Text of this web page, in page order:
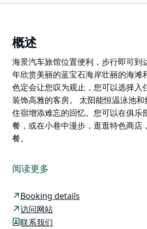
概述
海景汽车旅馆位置便利，步行即可到
年欣赏美丽的蓝宝石海岸壮丽的海滩
色定会让您叹为观止，您可以选择入
装饰高雅的客房。 太阳能恒温泳池
住宿增添难忘的回忆。您可以在俱乐
餐，或在小巷中漫步，逛逛特色商店
餐。
年欣赏美丽的蓝宝石海岸壮丽的海滩
色定会让您叹为观止，您可以选择入
太阳能恒温泳池和烧烤设施将为您的
忆。您可以在俱乐部、酒吧和餐厅用
阅读更多
Booking details
访问网站
联系我们